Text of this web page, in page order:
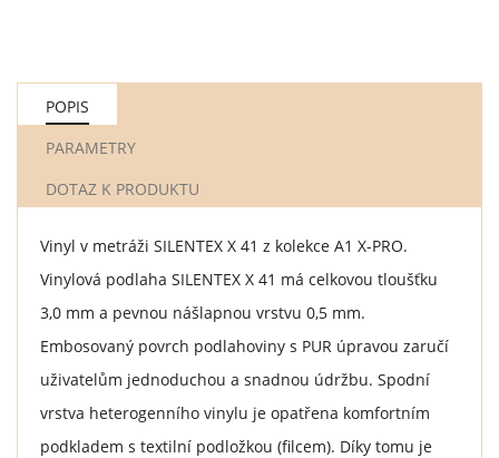
POPIS
PARAMETRY
DOTAZ K PRODUKTU
Vinyl v metráži SILENTEX X 41 z kolekce A1 X-PRO.
Vinylová podlaha SILENTEX X 41 má celkovou tloušťku
3,0 mm a pevnou nášlapnou vrstvu 0,5 mm.
Embosovaný povrch podlahoviny s PUR úpravou zaručí
uživatelům jednoduchou a snadnou údržbu. Spodní
vrstva heterogenního vinylu je opatřena komfortním
podkladem s textilní podložkou (filcem). Díky tomu je